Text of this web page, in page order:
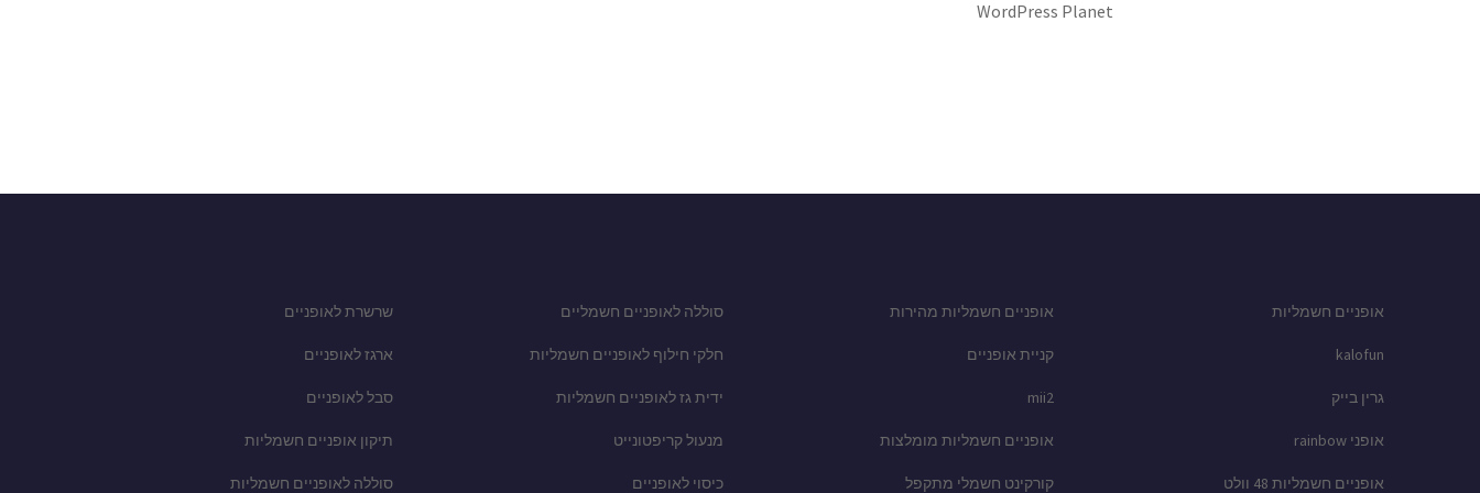
WordPress Planet
אופניים חשמליות
kalofun
גרין בייק
אופני rainbow
אופניים חשמליות 48 וולט
אופניים חשמליות מהירות
קניית אופניים
mii2
אופניים חשמליות מומלצות
קורקינט חשמלי מתקפל
סוללה לאופניים חשמליים
חלקי חילוף לאופניים חשמליות
ידית גז לאופניים חשמליות
מנעול קריפטונייט
כיסוי לאופניים
שרשרת לאופניים
ארגז לאופניים
סבל לאופניים
תיקון אופניים חשמליות
סוללה לאופניים חשמליות